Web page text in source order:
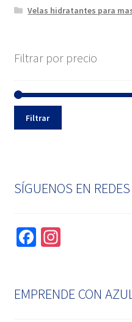
Velas hidratantes para
Filtrar por precio
Filtrar
SÍGUENOS EN
Fa
o
In
ra
EMPRENDE CON